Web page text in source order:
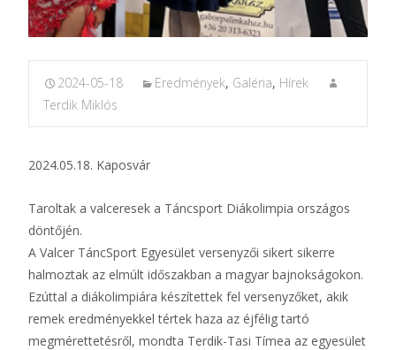
2024-05-18 Eredmények, Galéria, Hírek
Terdik Miklós
2024.05.18. Kaposvár
Taroltak a valceresek a Táncsport Diákolimpia országos
döntőjén.
A Valcer TáncSport Egyesület versenyzői sikert sikerre
halmoztak az elmúlt időszakban a magyar bajnokságokon.
Ezúttal a diákolimpiára készítettek fel versenyzőket, akik
remek eredményekkel tértek haza az éjfélig tartó
megmérettetésről, mondta Terdik-Tasi Tímea az egyesület